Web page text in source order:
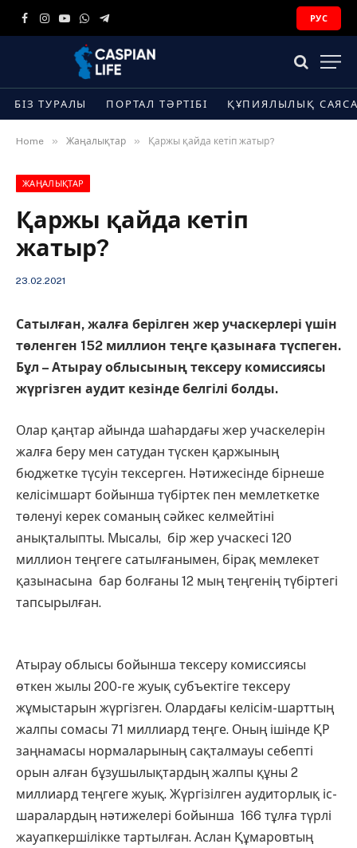
Facebook
Instagram
YouTube
WhatsApp
Telegram
РУС
БІЗ ТУРАЛЫ ПОРТАЛ ТӘРТІБІ ҚҰПИЯЛЫЛЫҚ
Home » Жаңалықтар » Қаржы қайда кетіп жатыр?
ЖАҢАЛЫҚТАР
Қаржы қайда кетіп
жатыр?
23.02.2021
Сатылған, жалға берілген жер учаскерлері үшін
төленген 152 миллион теңге қазынаға түспеген.
Бұл – Атырау облысының тексеру комиссиясы
жүргізген аудит кезінде белгілі болды.
Олар қаңтар айында шаһардағы жер учаскелерін
жалға беру мен сатудан түскен қаржының
бюджетке түсуін тексерген. Нәтижесінде бірнеше
келісімшарт бойынша түбіртек пен мемлеткетке
төленуі керек соманың сәйкес келмейтіні
анықталыпты. Мысалы, бір жер учаскесі 120
миллион теңгеге сатылғанымен, бірақ мемлекет
қазынасына бар болғаны 12 мың теңгенің түбіртегі
тапсырылған.
Атырау облысы бойынша тексеру комиссиясы
өткен жылы 200-ге жуық субъектіге тексеру
жұмыстарын жүргізген. Олардағы келісім-шарттың
жалпы сомасы 71 миллиард теңге. Оның ішінде ҚР
заңнамасы нормаларының сақталмауы себепті
орын алған бұзушылықтардың жалпы құны 2
миллиард теңгеге жуық. Жүргізілген аудиторлық іс-
шаралардың нәтижелері бойынша 166 тұлға түрлі
жауапкершілікке тартылған. Аслан Құмаровтың